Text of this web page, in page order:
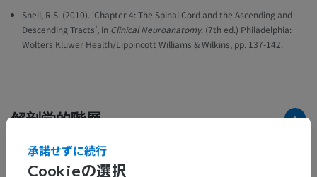
Snell, R.S. (2010). ‘Chapter 4: The Spinal Cord and the Ascending and
Descending Tracts’, in Clinical Neuroanatomy. (7th ed.) Philadelphia:
Wolters Kluwer Health/Lippincott Williams & Wilkins, pp. 137-142.
解剖学的階層
人体解剖学2
Cookieの選択
承諾せずに続行